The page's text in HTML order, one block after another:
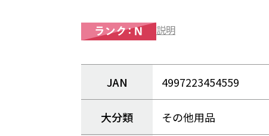
説明
JAN 4997223454559
大分類 その他用品